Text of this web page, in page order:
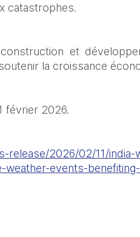
catastrophes.
et
la croissance
février 2026.
2026/02/11/
events-